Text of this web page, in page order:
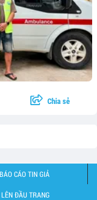
Chia sẻ
BÁO CÁO TIN GIẢ
LÊN ĐẦU TRANG